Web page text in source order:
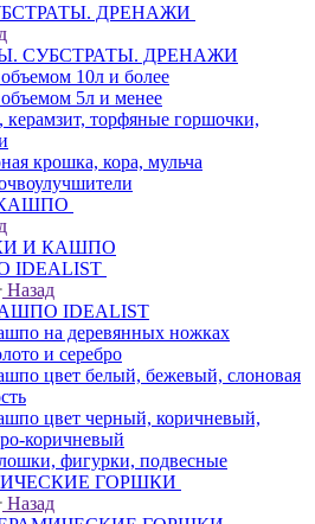
ДРЕНАЖИ
СУБСТРАТЫ. ДРЕНАЖИ
10л и более
5л и менее
керамзит, торфяные горшочки,
крошка, кора, мульча
И КАШПО
Назад
IDEALIST
на деревянных ножках
и серебро
цвет белый, бежевый, слоновая
цвет черный, коричневый,
коричневый
фигурки, подвесные
ГОРШКИ
Назад